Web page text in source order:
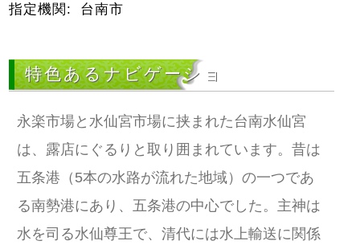
指定機関:
台南市
特色あるナビゲーショ
永楽市場と水仙宮市場に挟まれた台南水仙宮
は、露店にぐるりと取り囲まれています。昔は
五条港（5本の水路が流れた地域）の一つであ
る南勢港にあり、五条港の中心でした。主神は
水を司る水仙尊王で、清代には水上輸送に関係